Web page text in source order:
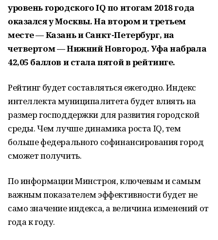
уровень городского IQ по итогам 2018 года
оказался у Москвы. На втором и третьем
месте — Казань и Санкт-Петербург, на
четвертом — Нижний Новгород. Уфа набрала
42,05 баллов и стала пятой в рейтинге.
Рейтинг будет составляться ежегодно. Индекс
интеллекта муниципалитета будет влиять на
размер господдержки для развития городской
среды. Чем лучше динамика роста IQ, тем
больше федерального софинансирования город
сможет получить.
По информации Минстроя, ключевым и самым
важным показателем эффективности будет не
само значение индекса, а величина изменений от
года к году.